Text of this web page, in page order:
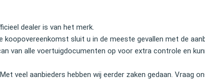
dealer is van het merk.
sluit u in de meeste gevallen met de
van alle voertuigdocumenten op voor extra controle en
veel aanbieders hebben wij eerder zaken gedaan. Vraag